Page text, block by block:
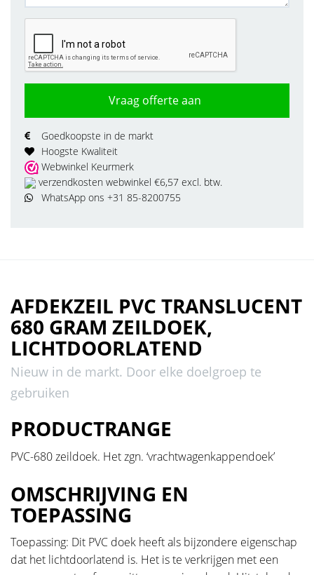
Vraag offerte aan
Goedkoopste in de markt
Hoogste Kwaliteit
Webwinkel Keurmerk
verzendkosten webwinkel €6,57 excl. btw.
WhatsApp ons +31 85-8200755
AFDEKZEIL PVC TRANSLUCENT
680 GRAM ZEILDOEK,
LICHTDOORLATEND
Nieuw in de markt. Door elke doelgroep te
gebruiken
PRODUCTRANGE
PVC-680 zeildoek. Het zgn. ‘vrachtwagenkappendoek’
OMSCHRIJVING EN
TOEPASSING
Toepassing: Dit PVC doek heeft als bijzondere eigenschap
dat het lichtdoorlatend is. Het is te verkrijgen met een